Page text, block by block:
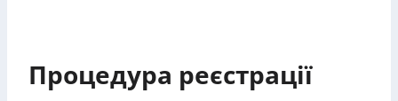
Процедура реєстрації